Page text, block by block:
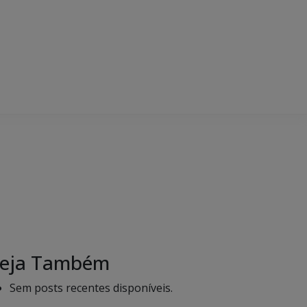
Também
Sem posts recentes disponíveis.